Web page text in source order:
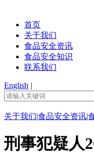
首页
关于我们
食品安全资讯
食品安全知识
联系我们
English |
关于我们|食品安全资讯|
刑事犯疑人